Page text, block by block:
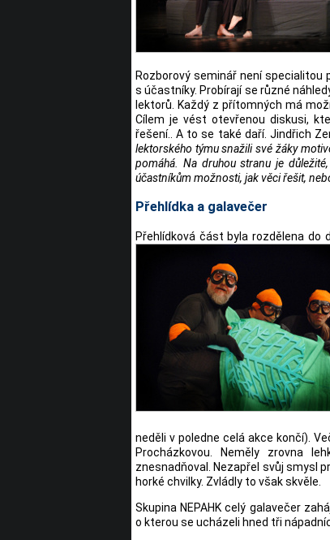
Rozborový seminář není specialitou
s účastníky. Probírají se různé
lektorů. Každý z přítomných má
Cílem je vést otevřenou diskusi,
řešení.. A to se také daří. Jindřich
lektorského týmu snažili své žáky
pomáhá. Na druhou stranu je
účastníkům možnosti, jak věci řešit,
Přehlídka a galavečer
Přehlídková část byla rozdělena do
neděli v poledne celá akce končí).
Procházkovou. Neměly zrovna
znesnadňoval. Nezapřel svůj smysl
horké chvilky. Zvládly to však skvěle.
Skupina NEPAHK celý galavečer
o kterou se ucházeli hned tři